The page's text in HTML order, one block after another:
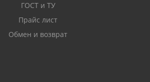
ГОСТ и ТУ
Прайс лист
Обмен и возврат